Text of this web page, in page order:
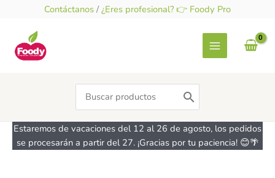
contenido
Contáctanos / ¿Eres profesional? 👉 Foody Pro
Search
for:
Estaremos de vacaciones del 12 al 26 de agosto, los pedidos
se procesarán a partir del 27. ¡Gracias por tu paciencia! 😊🌴